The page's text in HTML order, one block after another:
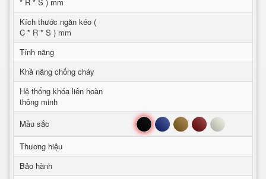
Kích thước ngăn kéo (
C * R * S ) mm
Tính năng
Khả năng chống cháy
Hệ thống khóa liên hoàn
thông minh
Mầu sắc
Đen Xanh Nâu Đỏ Trắng
Thương hiệu
Bảo hành